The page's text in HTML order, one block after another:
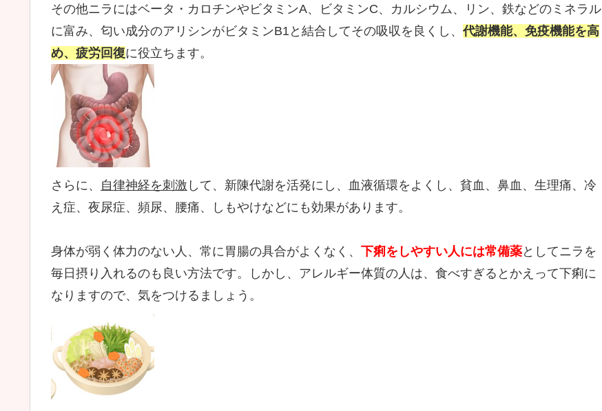
その他ニラにはベータ・カロチンやビタミンA、ビタミンC、カルシウム、リン、鉄などのミネラル
に富み、匂い成分のアリシンがビタミンB1と結合してその吸収を良くし、代謝機能、免疫機能を高
め、疲労回復に役立ちます。
さらに、 自律神経を刺激 して、新陳代謝を活発にし、血液循環をよくし、貧血、鼻血、生理痛、冷
え症、夜尿症、頻尿、腰痛、しもやけなどにも効果があります。
身体が弱く体力のない人、常に胃腸の具合がよくなく、 下痢をしやすい人には常備薬としてニラを
毎日摂り入れるのも良い方法です。しかし、アレルギー体質の人は、食べすぎるとかえって下痢に
なりますので、気をつけるましょう。